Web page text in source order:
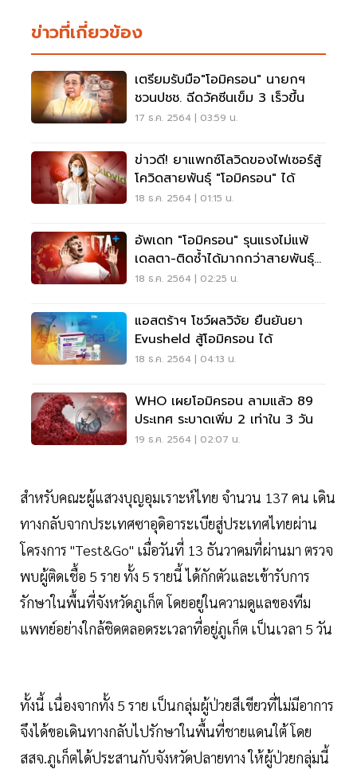
ข่าวที่เกี่ยวข้อง
เตรียมรับมือ"โอมิครอน" นายกฯ
ชวนปชช. ฉีดวัคซีนเข็ม 3 เร็วขึ้น
17 ธ.ค. 2564 | 03:59 น.
ข่าวดี! ยาแพกซ์โลวิดของไฟเซอร์สู้
โควิดสายพันธุ์ "โอมิครอน" ได้
18 ธ.ค. 2564 | 01:15 น.
อัพเดท "โอมิครอน" รุนแรงไม่แพ้
เดลตา-ติดซ้ำได้มากกว่าสายพันธุ์
เดิม
18 ธ.ค. 2564 | 02:25 น.
แอสตร้าฯ โชว์ผลวิจัย ยืนยันยา
Evusheld สู้โอมิครอน ได้
18 ธ.ค. 2564 | 04:13 น.
WHO เผยโอมิครอน ลามแล้ว 89
ประเทศ ระบาดเพิ่ม 2 เท่าใน 3 วัน
19 ธ.ค. 2564 | 02:07 น.
สำหรับคณะผู้แสวงบุญอุมเราะห์ไทย จำนวน 137 คน เดิน
ทางกลับจากประเทศซาอุดิอาระเบียสู่ประเทศไทยผ่าน
โครงการ "Test&Go" เมื่อวันที่ 13 ธันวาคมที่ผ่านมา ตรวจ
พบผู้ติดเชื้อ 5 ราย ทั้ง 5 รายนี้ ได้กักตัวและเข้ารับการ
รักษาในพื้นที่จังหวัดภูเก็ต โดยอยู่ในความดูแลของทีม
แพทย์อย่างใกล้ชิดตลอดระเวลาที่อยู่ภูเก็ต เป็นเวลา 5 วัน
ทั้งนี้ เนื่องจากทั้ง 5 ราย เป็นกลุ่มผู้ป่วยสีเขียวที่ไม่มีอาการ
จึงได้ขอเดินทางกลับไปรักษาในพื้นที่ชายแดนใต้ โดย
สสจ.ภูเก็ตได้ประสานกับจังหวัดปลายทาง ให้ผู้ป่วยกลุ่มนี้